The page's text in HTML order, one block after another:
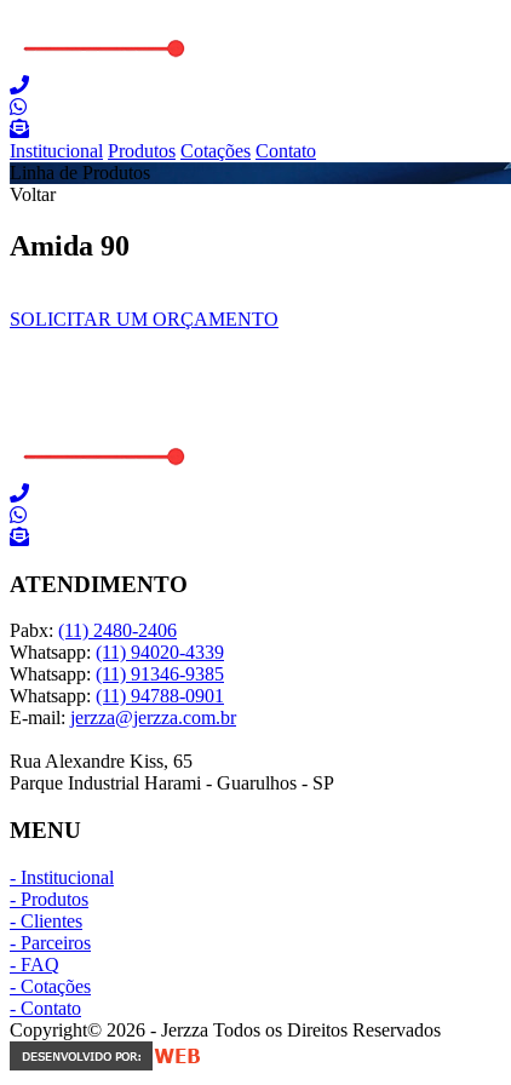
Institucional Produtos Cotações Contato
Linha de Produtos
Voltar
Amida 90
SOLICITAR UM ORÇAMENTO
ATENDIMENTO
Pabx: (11) 2480-2406
Whatsapp: (11) 94020-4339
Whatsapp: (11) 91346-9385
Whatsapp: (11) 94788-0901
E-mail: jerzza@jerzza.com.br
Rua Alexandre Kiss, 65
Parque Industrial Harami - Guarulhos - SP
MENU
- Institucional
- Produtos
- Clientes
- Parceiros
- FAQ
- Cotações
- Contato
Copyright© 2026 - Jerzza Todos os Direitos Reservados